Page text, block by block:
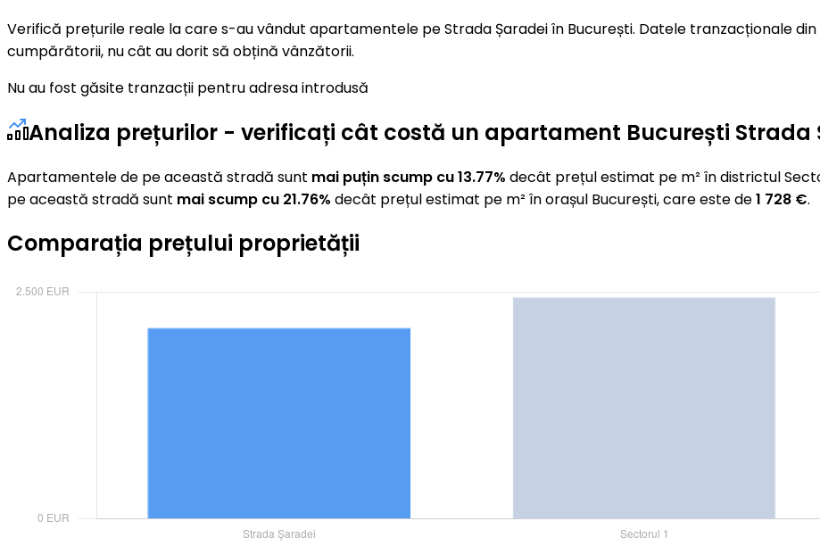
Verifică prețurile reale la care s-au vândut apartamentele pe Strada Șaradei în București. Datele tranzacționale
cumpărătorii, nu cât au dorit să obțină vânzătorii.
Nu au fost găsite tranzacții pentru adresa introdusă
Analiza prețurilor - verificați cât costă un apartament București Strada
Apartamentele de pe această stradă sunt mai puțin scump cu 13.77% decât prețul estimat pe m² în districtul
pe această stradă sunt mai scump cu 21.76% decât prețul estimat pe m² în orașul București, care este de1 728 €.
Comparația prețului proprietății